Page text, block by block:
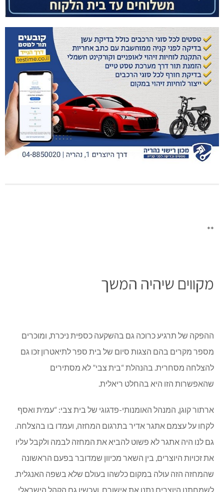
**
מקווים שיהיה המשך
ההפקה של תרגיע כרוכה גם בהשקעה כספית ניכרת, ומוכרים
מספר מקרים בהם הצגות סיום של בית ספר לתיאטרון זכו גם
להצלחה מסחרית. בהנהלת “בית צבי” לא מסתירים
שהאפשרות הזו היא בהחלט ריאלית.
ארתור קוגן, המנהל האומנותי-פדגוגי של בית צבי: “עמית ואסף
לקחו על עצמם אתגר אדיר בתרגום המחזה, ועמדו בו בהצלחה.
גם לנו היה אתגר לא פשוט להביא את המחזה לבמה ולקבל עליו
את זכויות היוצרים, בין השאר מכיוון שמדובר בפעם הראשונה
שהמחזה הזה עולה במקום כלשהו בעולם שלא בשפה האנגלית.
לשמחתנו היוצרים נתנו את אישורם, ועכשיו גם הקהל הישראלי